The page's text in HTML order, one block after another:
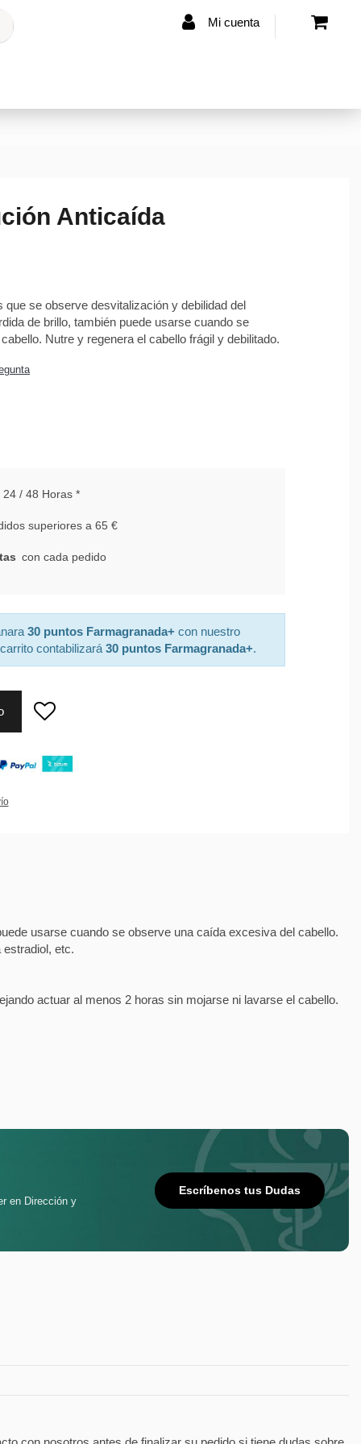
Mi cuenta
Anticaída
que se observe desvitalización y debilidad del
de brillo, también puede usarse cuando se
Nutre y regenera el cabello frágil y debilitado.
/ 48 Horas *
superiores a 65 €
con cada pedido
30 puntos Farmagranada+con nuestro
contabilizará 30 puntos Farmagranada+.
usarse cuando se observe una caída excesiva del cabello.
etc.
actuar al menos 2 horas sin mojarse ni lavarse el cabello.
en Dirección y
Escríbenos tus Dudas